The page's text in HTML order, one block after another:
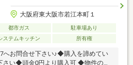
大阪府東大阪市若江本町１
都市ガス
駐車場あり
ステムキッチン 所有権
へお問合せ下さい♪◆購入を諦めてい
さい◆頭金0円より購入可 ◆物件の特